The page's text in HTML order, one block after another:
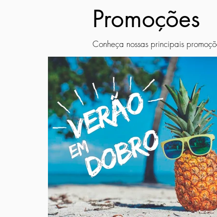
Promoções
Conheça nossas principais